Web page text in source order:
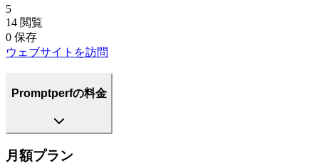
5
14 閲覧
0 保存
ウェブサイトを訪問
Promptperfの料金
月額プラン